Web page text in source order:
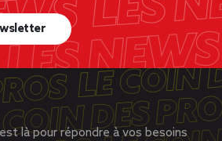
là pour répondre à vos besoins